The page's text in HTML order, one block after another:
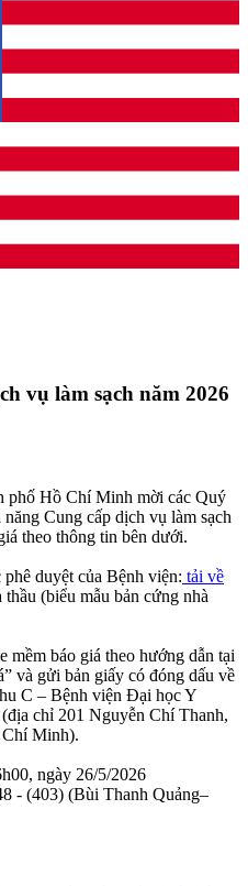
vụ làm sạch năm 2026
phố Hồ Chí Minh mời các Quý
Cung cấp dịch vụ làm sạch
theo thông tin bên dưới.
duyệt của Bệnh viện: tải về
(biểu mẫu bản cứng nhà
báo giá theo hướng dẫn tại
và gửi bản giấy có đóng dấu về
C – Bệnh viện Đại học Y
chỉ 201 Nguyễn Chí Thanh,
Minh).
ngày 26/5/2026
- (403) (Bùi Thanh Quảng–